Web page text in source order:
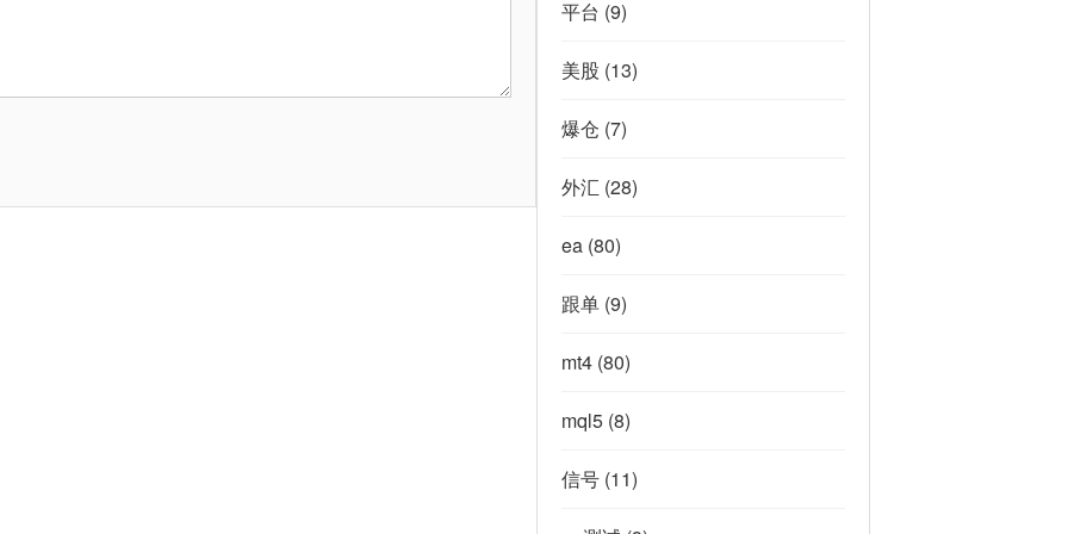
平台 (9)
美股 (13)
爆仓 (7)
外汇 (28)
ea(80)
跟单(9)
mt4(80)
mql5(8)
信号(11)